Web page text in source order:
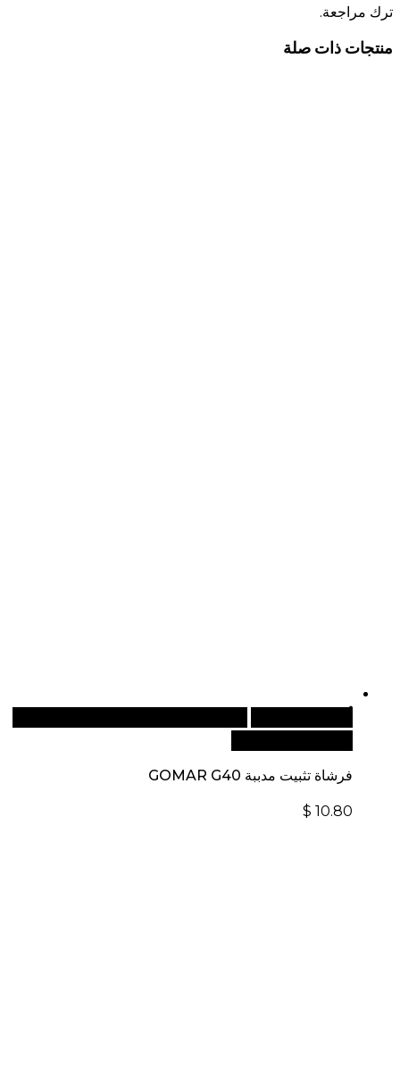
ترك مراجعة.
منتجات ذات صلة
فرشاة تثبيت مدببة GOMAR G40
$ 10.80